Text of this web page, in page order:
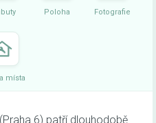
Poloha Fotografie
místa
6) patří dlouhodobě